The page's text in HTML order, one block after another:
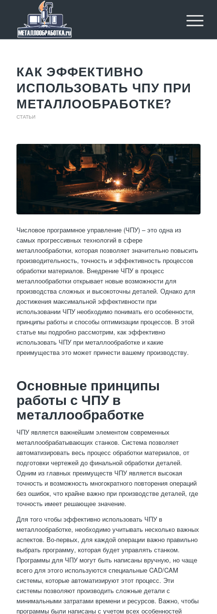
КАК ЭФФЕКТИВНО
ИСПОЛЬЗОВАТЬ ЧПУ ПРИ
МЕТАЛЛООБРАБОТКЕ?
СТАТЬИ
Числовое программное управление (ЧПУ) – это одна из
самых прогрессивных технологий в сфере
металлообработки, которая позволяет значительно повысить
производительность, точность и эффективность процессов
обработки материалов. Внедрение ЧПУ в процесс
металлообработки открывает новые возможности для
производства сложных и высокоточны деталей. Однако для
достижения максимальной эффективности при
использовании ЧПУ необходимо понимать его особенности,
принципы работы и способы оптимизации процессов. В этой
статье мы подробно рассмотрим, как эффективно
использовать ЧПУ при металлообработке и какие
преимущества это может принести вашему производству.
Основные принципы
работы с ЧПУ в
металлообработке
ЧПУ является важнейшим элементом современных
металлообрабатывающих станков. Система позволяет
автоматизировать весь процесс обработки материалов, от
подготовки чертежей до финальной обработки деталей.
Одним из главных преимуществ ЧПУ является высокая
точность и возможность многократного повторения операций
без ошибок, что крайне важно при производстве деталей, где
точность имеет решающее значение.
Для того чтобы эффективно использовать ЧПУ в
металлообработке, необходимо учитывать несколько важных
аспектов. Во-первых, для каждой операции важно правильно
выбрать программу, которая будет управлять станком.
Программы для ЧПУ могут быть написаны вручную, но чаще
всего для этого используются специальные CAD/CAM
системы, которые автоматизируют этот процесс. Эти
системы позволяют производить сложные детали с
минимальными затратами времени и ресурсов. Важно, чтобы
программы были написаны с учетом всех особенностей